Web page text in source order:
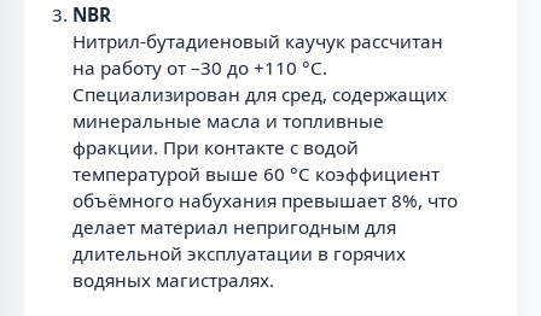
NBR
Нитрил-бутадиеновый каучук рассчитан
на работу от –30 до +110 °С.
Специализирован для сред, содержащих
минеральные масла и топливные
фракции. При контакте с водой
температурой выше 60 °С коэффициент
объёмного набухания превышает 8%, что
делает материал непригодным для
длительной эксплуатации в горячих
водяных магистралях.